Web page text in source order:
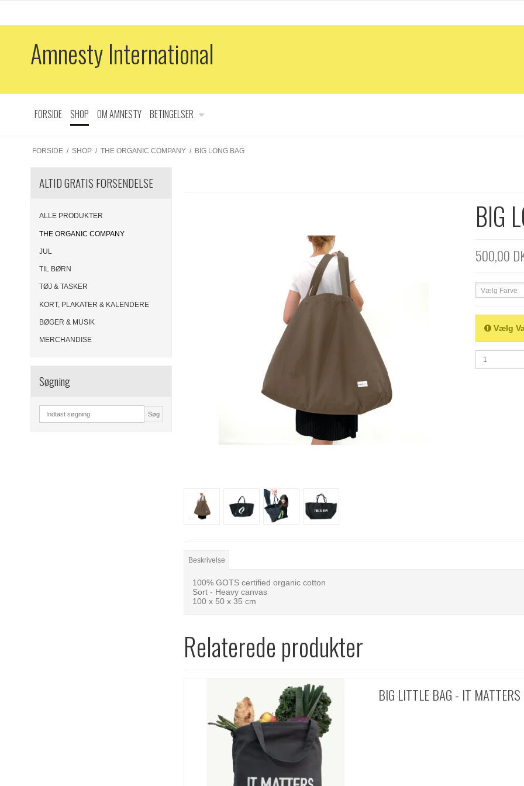
Amnesty International
FORSIDE SHOP OM AMNESTY BETINGELSER
FORSIDE / SHOP / THE ORGANIC COMPANY / BIG LONG BAG
ALTID GRATIS FORSENDELSE
ALLE PRODUKTER
THE ORGANIC COMPANY
JUL
TIL BØRN
TØJ & TASKER
KORT, PLAKATER & KALENDERE
BØGER & MUSIK
MERCHANDISE
Søgning
Søg
BIG
500,00
Vælg Farve
Vælg
Beskrivelse
100% GOTS certified organic cotton
Sort - Heavy canvas
100 x 50 x 35 cm
Relaterede produkter
BIG LITTLE BAG - IT MATTERS